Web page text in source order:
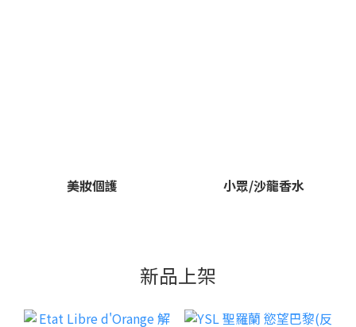
美妝個護 小眾/沙龍香水
新品上架